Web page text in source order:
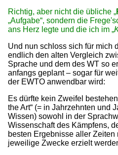
Richtig, aber nicht die übliche „
„Aufgabe“, sondern die
ans Herz legte und die ich im „
Und nun schloss sich für mich
endlich den alten Vergleich
Sprache und dem des WT so
anfangs geplant – sogar für
der EWTO anwendbar wird:
Es dürfte kein Zweifel
the Art“ (= in Jahrzehnten und
Wissen) sowohl in der
Wissenschaft des Kämpfens,
besten Ergebnisse aller Zeiten
jeweilige Zwecke erzielt